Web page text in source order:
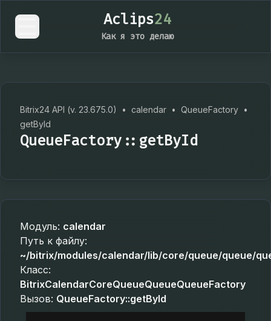
Aclips24
Как я это делаю
Bitrix24 API (v. 23.675.0) • calendar • QueueFactory •
getById
QueueFactory::getById
Модуль: calendar
Путь к файлу:
~/bitrix/modules/calendar/lib/core/queue/queue/
Класс:
BitrixCalendarCoreQueueQueueQueueFactory
Вызов: QueueFactory::getById